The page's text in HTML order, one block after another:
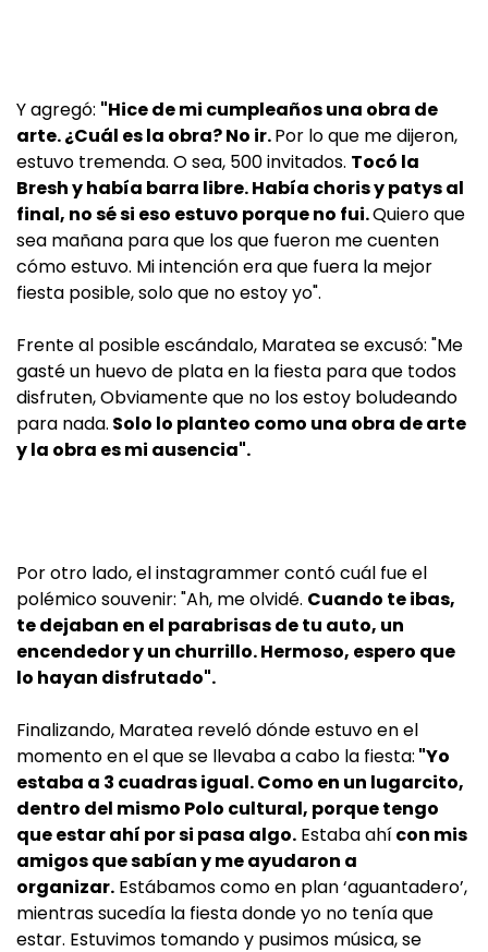
Y agregó: "Hice de mi cumpleaños una obra de
arte. ¿Cuál es la obra? No ir.Por lo que me dijeron,
estuvo tremenda. O sea, 500 invitados. Tocó la
Bresh y había barra libre. Había choris y patys al
final, no sé si eso estuvo porque no fui.Quiero que
sea mañana para que los que fueron me cuenten
cómo estuvo. Mi intención era que fuera la mejor
fiesta posible, solo que no estoy yo".
Frente al posible escándalo, Maratea se excusó: "Me
gasté un huevo de plata en la fiesta para que todos
disfruten, Obviamente que no los estoy boludeando
para nada. Solo lo planteo como una obra de arte
y la obra es mi ausencia".
Por otro lado, el instagrammer contó cuál fue el
polémico souvenir: "Ah, me olvidé. Cuando te ibas,
te dejaban en el parabrisas de tu auto, un
encendedor y un churrillo. Hermoso, espero que
lo hayan disfrutado".
Finalizando, Maratea reveló dónde estuvo en el
momento en el que se llevaba a cabo la fiesta: "Yo
estaba a 3 cuadras igual. Como en un lugarcito,
dentro del mismo Polo cultural, porque tengo
que estar ahí por si pasa algo. Estaba ahícon mis
amigos que sabían y me ayudaron a
organizar. Estábamos como en plan ‘aguantadero’,
mientras sucedía la fiesta donde yo no tenía que
estar. Estuvimos tomando y pusimos música, se